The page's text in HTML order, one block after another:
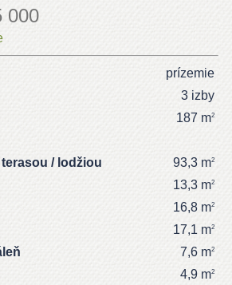
000
prízemie
3 izby
187 m2
/ lodžiou 93,3 m2
13,3 m2
16,8 m2
17,1 m2
7,6 m2
4,9 m2